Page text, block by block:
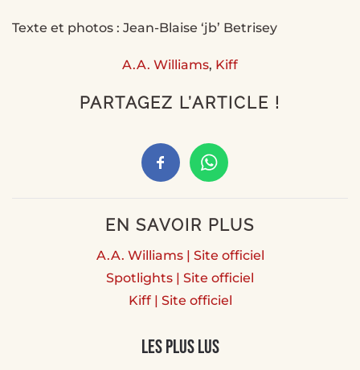
Texte et photos : Jean-Blaise ‘jb’ Betrisey
A.A. Williams, Kiff
PARTAGEZ L’ARTICLE !
EN SAVOIR PLUS
A.A. Williams | Site officiel
Spotlights | Site officiel
Kiff | Site officiel
Les plus lus